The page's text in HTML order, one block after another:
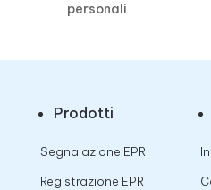
personali
Prodotti
Segnalazione EPR
Registrazione EPR